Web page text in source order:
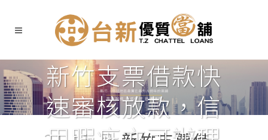
新竹支票借款快
速審核放款，信